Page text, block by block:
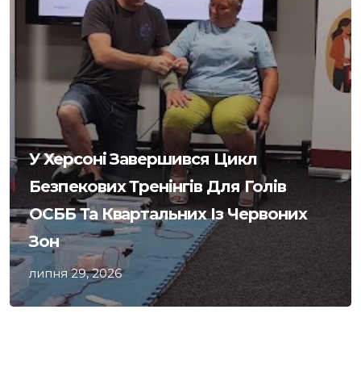
У Херсоні Завершився Цикл
Безпекових Тренінгів Для Голів
ОСББ Та Квартальних Із Червоних
Зон
липня 29, 2026